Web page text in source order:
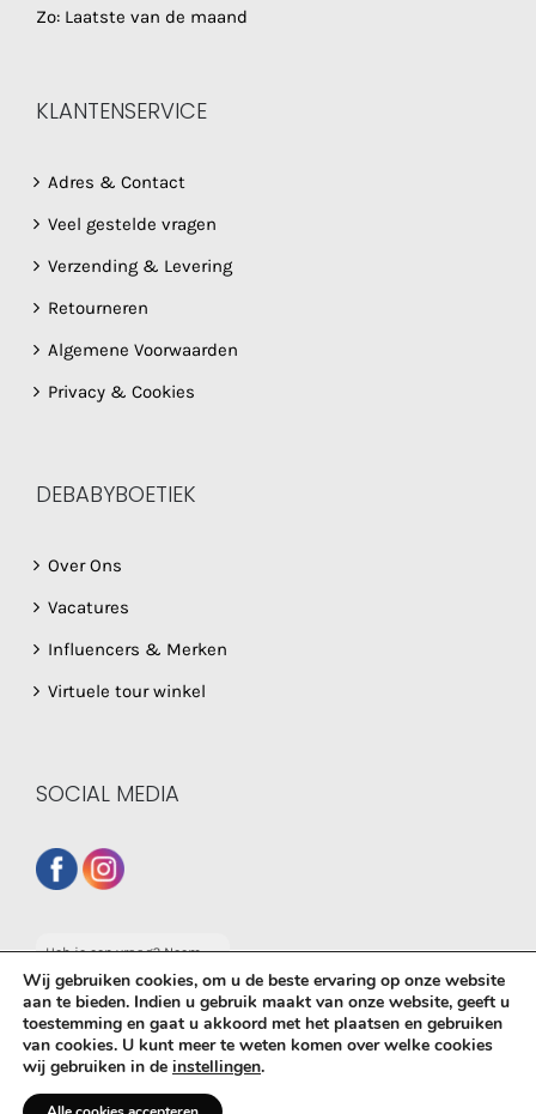
Zo: Laatste van de maand
KLANTENSERVICE
Adres & Contact
Veel gestelde vragen
Verzending & Levering
Retourneren
Algemene Voorwaarden
Privacy & Cookies
DEBABYBOETIEK
Over Ons
Vacatures
Influencers & Merken
Virtuele tour winkel
SOCIAL MEDIA
© Copyright 2026 De Babyboetiek | Powered byMplusKASSA
Woocommerce&WooCommerce Kassasysteem
Heb je een vraag? Neem
dan gerust contact op
met onze whatsapp
service!
Wij gebruiken cookies, om u de beste ervaring op onze website
aan te bieden. Indien u gebruik maakt van onze website, geeft u
toestemming en gaat u akkoord met het plaatsen en gebruiken
van cookies. U kunt meer te weten komen over welke cookies
wij gebruiken in de instellingen.